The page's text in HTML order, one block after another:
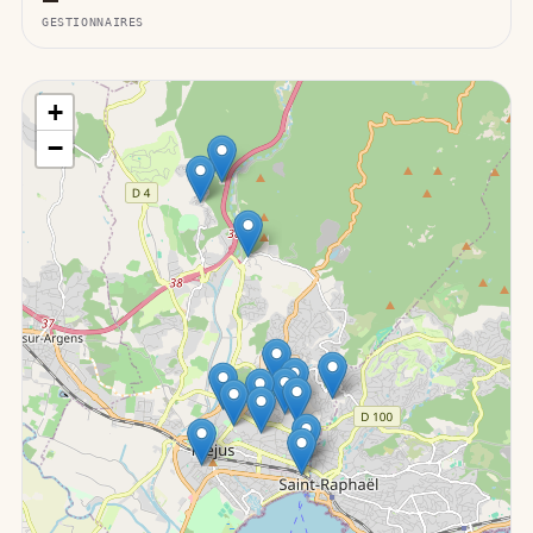
GESTIONNAIRES
+
−